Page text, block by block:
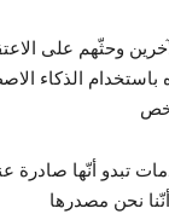
وحثّهم على
باستخدام الذكاء
تبدو أنّها
نحن مصدرها